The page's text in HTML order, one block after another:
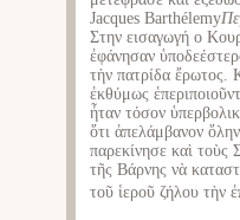
Jacques Barthélemy
Στην εισαγωγή ο
ἐφάνησαν
τὴν πατρίδα ἔρωτος.
ἐκθύμως
ἦταν τόσον
ὅτι ἀπελάμβανον
παρεκίνησε καὶ τοὺς
τῆς Βάρνης νὰ
τοῦ ἱεροῦ ζήλου τὴν